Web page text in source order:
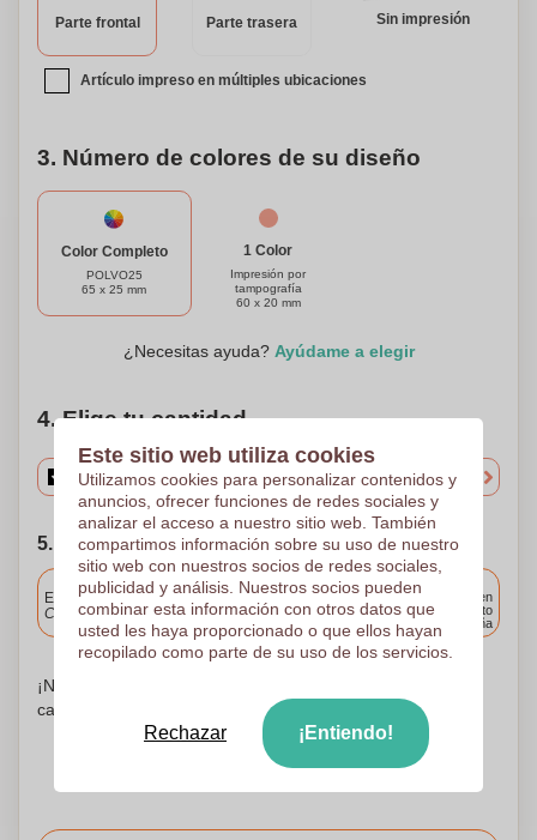
agarra tu cuerno, amplifica tu espíritu de equipo y deja que
Parte frontal Parte trasera Sin impresión
Artículo impreso en múltiples ubicaciones
3. Número de colores de su diseño
Color Completo
POLVO25
65 x 25 mm
1 Color
Impresión por
tampografía
60 x 20 mm
¿Necesitas ayuda? Ayúdame a elegir
4. Elige tu cantidad
5. Elija su fecha de envío
Incluido
Entrega estándar
Cargue y apruebe sus archivos antes de las 9.30 a.m.
Entrega en
cualquier punto
de España
¡No te preocupes! Simplemente suba sus archivos a la
canasta de compras
Este sitio web utiliza cookies
Utilizamos cookies para personalizar contenidos y
anuncios, ofrecer funciones de redes sociales y
analizar el acceso a nuestro sitio web. También
compartimos información sobre su uso de nuestro
sitio web con nuestros socios de redes sociales,
publicidad y análisis. Nuestros socios pueden
combinar esta información con otros datos que
usted les haya proporcionado o que ellos hayan
recopilado como parte de su uso de los servicios.
Rechazar ¡Entiendo!